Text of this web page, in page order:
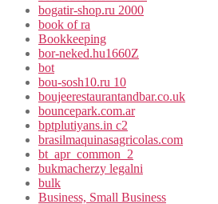
bogatir-shop.ru 2000
book of ra
Bookkeeping
bor-neked.hu1660Z
bot
bou-sosh10.ru 10
boujeerestaurantandbar.co.uk
bouncepark.com.ar
bptplutiyans.in c2
brasilmaquinasagricolas.com
bt_apr_common_2
bukmacherzy legalni
bulk
Business, Small Business